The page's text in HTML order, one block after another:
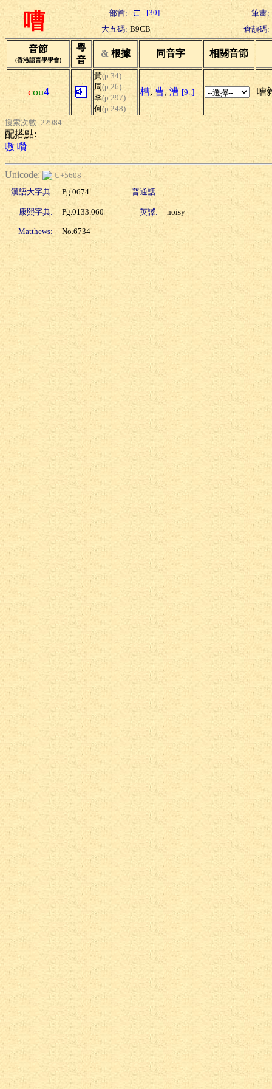
嘈 部首: [30]
筆畫:
大五碼: B9CB 倉頡碼:
音節
(香港語言學學會)
粵
音
& 根據 同音字 相關音節
cou4
黃(p.34)
周(p.26)
李(p.297)
何(p.248)
槽, 曹, 漕 [9..] 嘈
搜索次數: 22984
配搭點:
嗷 囋
Unicode:
U+5608
漢語大字典:
Pg.0674 普通話:
康熙字典: Pg.0133.060 英譯: noisy
Matthews: No.6734